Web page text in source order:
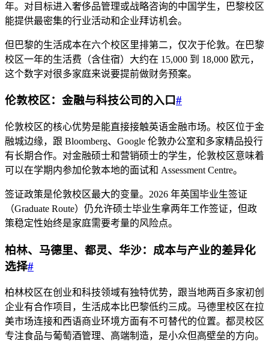
年。对目标进入奢侈品管理或战略咨询的中国学生，巴黎校区
能提供最密集的行业活动和企业拜访机会。
但巴黎的生活成本在六个校区里排第二，仅次于伦敦。在巴黎
校区一年的生活费（含住宿）大约在 15,000 到 18,000 欧元，
这个数字对很多家庭来说要提前做财务预案。
伦敦校区：金融与科技公司的入口#
伦敦校区的核心优势是能直接接触英语金融市场。校区位于金
融城边缘，跟 Bloomberg、Google 伦敦办公室和多家精品投行
有长期合作。对金融硕士和营销硕士的学生，伦敦校区意味着
可以在学期内参加伦敦本地的面试和 Assessment Centre。
签证政策是伦敦校区最大的变量。2026 年英国毕业生签证
（Graduate Route）仍允许硕士毕业生拿两年工作签证，但政
策稳定性始终是家庭需要考量的风险点。
柏林、马德里、都灵、华沙：成本与产业的差异化
选择#
柏林校区在创业和科技领域有独特优势，跟当地两百多家初创
企业有合作项目，生活成本比巴黎低约三成。马德里校区在拉
美市场连接和西语商业环境方面有不可替代的位置。都灵校区
专注食品与葡萄酒管理、高端制造，是小众但高壁垒的方向。